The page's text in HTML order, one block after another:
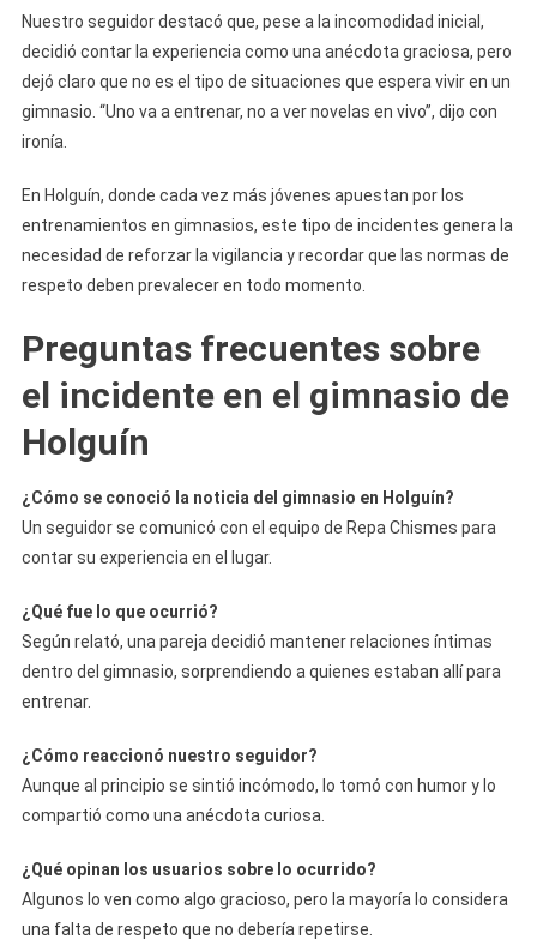
Nuestro seguidor destacó que, pese a la incomodidad inicial,
decidió contar la experiencia como una anécdota graciosa, pero
dejó claro que no es el tipo de situaciones que espera vivir en un
gimnasio. “Uno va a entrenar, no a ver novelas en vivo”, dijo con
ironía.
En Holguín, donde cada vez más jóvenes apuestan por los
entrenamientos en gimnasios, este tipo de incidentes genera la
necesidad de reforzar la vigilancia y recordar que las normas de
respeto deben prevalecer en todo momento.
Preguntas frecuentes sobre
el incidente en el gimnasio de
Holguín
¿Cómo se conoció la noticia del gimnasio en Holguín?
Un seguidor se comunicó con el equipo de Repa Chismes para
contar su experiencia en el lugar.
¿Qué fue lo que ocurrió?
Según relató, una pareja decidió mantener relaciones íntimas
dentro del gimnasio, sorprendiendo a quienes estaban allí para
entrenar.
¿Cómo reaccionó nuestro seguidor?
Aunque al principio se sintió incómodo, lo tomó con humor y lo
compartió como una anécdota curiosa.
¿Qué opinan los usuarios sobre lo ocurrido?
Algunos lo ven como algo gracioso, pero la mayoría lo considera
una falta de respeto que no debería repetirse.